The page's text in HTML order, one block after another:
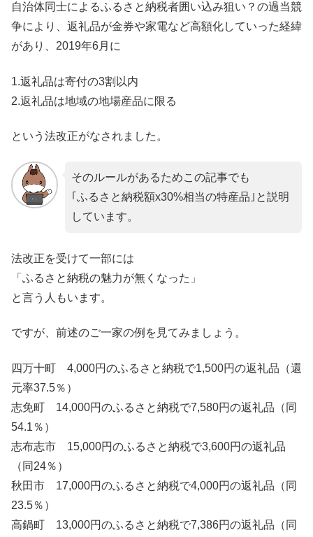
自治体同士によるふるさと納税者囲い込み狙い？の過当競
争により、返礼品が金券や家電など高額化していった経緯
があり、2019年6月に
1.返礼品は寄付の3割以内
2.返礼品は地域の地場産品に限る
という法改正がなされました。
そのルールがあるためこの記事でも
｢ふるさと納税額x30%相当の特産品｣と説明
しています。
法改正を受けて一部には
「ふるさと納税の魅力が無くなった」
と言う人もいます。
ですが、前述のご一家の例を見てみましょう。
四万十町 4,000円のふるさと納税で1,500円の返礼品（還
元率37.5％）
志免町 14,000円のふるさと納税で7,580円の返礼品（同
54.1％）
志布志市 15,000円のふるさと納税で3,600円の返礼品
（同24％）
秋田市 17,000円のふるさと納税で4,000円の返礼品（同
23.5％）
高鍋町 13,000円のふるさと納税で7,386円の返礼品（同